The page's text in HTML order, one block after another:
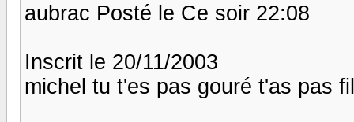
aubrac Posté le Ce soir 22:08
Inscrit le 20/11/2003
michel tu t'es pas gouré t'as pas